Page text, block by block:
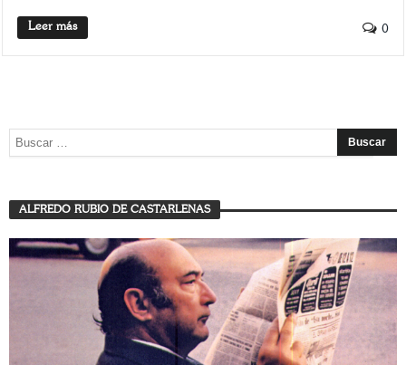
Leer más 0
ALFREDO RUBIO DE CASTARLENAS